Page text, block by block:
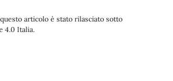
articolo è stato rilasciato sotto
4.0 Italia.